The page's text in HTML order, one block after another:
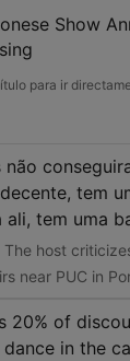
Show
para ir
não
tem
ali, tem uma
The host
near PUC in
20% of
in the